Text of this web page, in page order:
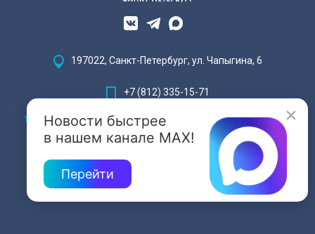
Новости быстрее
в нашем канале MAX!
Перейти
197022, Санкт-Петербург, ул. Чапыгина, 6
+7 (812) 335-15-71
Внимание! Отдельные видеоматериалы, размещенные на настоящем
сайте, могут содержать информацию, предназначенную для лиц,
достигших 18 лет.